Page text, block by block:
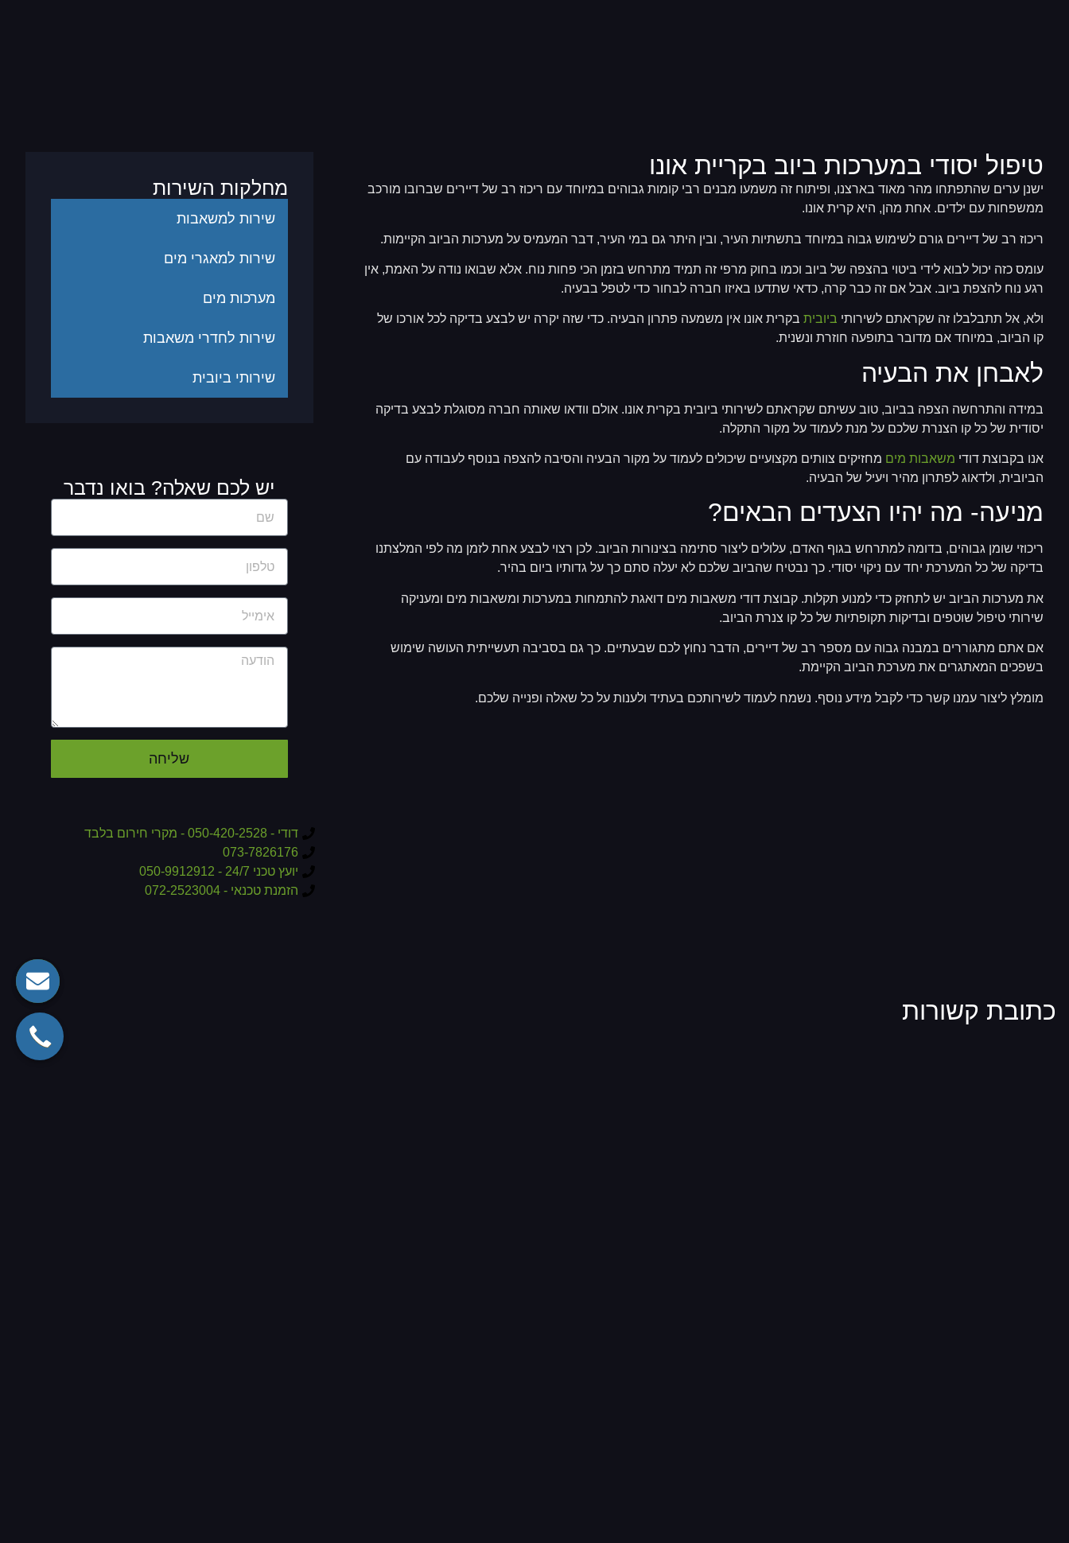
טיפול יסודי במערכות ביוב בקריית אונו
ישנן ערים שהתפתחו מהר מאוד בארצנו, ופיתוח זה משמעו מבנים רבי קומות גבוהים במיוחד עם ריכוז רב של דיירים שברובו מורכב
ממשפחות עם ילדים. אחת מהן, היא קרית אונו.
ריכוז רב של דיירים גורם לשימוש גבוה במיוחד בתשתיות העיר, ובין היתר גם במי העיר, דבר המעמיס על מערכות הביוב הקיימות.
עומס כזה יכול לבוא לידי ביטוי בהצפה של ביוב וכמו בחוק מרפי זה תמיד מתרחש בזמן הכי פחות נוח. אלא שבואו נודה על האמת, אין
רגע נוח להצפת ביוב. אבל אם זה כבר קרה, כדאי שתדעו באיזו חברה לבחור כדי לטפל בבעיה.
ולא, אל תתבלבלו זה שקראתם לשירותי ביובית בקרית אונו אין משמעה פתרון הבעיה. כדי שזה יקרה יש לבצע בדיקה לכל אורכו של
קו הביוב, במיוחד אם מדובר בתופעה חוזרת ונשנית.
לאבחן את הבעיה
במידה והתרחשה הצפה בביוב, טוב עשיתם שקראתם לשירותי ביובית בקרית אונו. אולם וודאו שאותה חברה מסוגלת לבצע בדיקה
יסודית של כל קו הצנרת שלכם על מנת לעמוד על מקור התקלה.
אנו בקבוצת דודי משאבות מים מחזיקים צוותים מקצועיים שיכולים לעמוד על מקור הבעיה והסיבה להצפה בנוסף לעבודה עם
הביובית, ולדאוג לפתרון מהיר ויעיל של הבעיה.
מניעה- מה יהיו הצעדים הבאים?
ריכוזי שומן גבוהים, בדומה למתרחש בגוף האדם, עלולים ליצור סתימה בצינורות הביוב. לכן רצוי לבצע אחת לזמן מה לפי המלצתנו
בדיקה של כל המערכת יחד עם ניקוי יסודי. כך נבטיח שהביוב שלכם לא יעלה סתם כך על גדותיו ביום בהיר.
את מערכות הביוב יש לתחזק כדי למנוע תקלות. קבוצת דודי משאבות מים דואגת להתמחות במערכות ומשאבות מים ומעניקה
שירותי טיפול שוטפים ובדיקות תקופתיות של כל קו צנרת הביוב.
אם אתם מתגוררים במבנה גבוה עם מספר רב של דיירים, הדבר נחוץ לכם שבעתיים. כך גם בסביבה תעשייתית העושה שימוש
בשפכים המאתגרים את מערכת הביוב הקיימת.
מומלץ ליצור עמנו קשר כדי לקבל מידע נוסף. נשמח לעמוד לשירותכם בעתיד ולענות על כל שאלה ופנייה שלכם.
מחלקות השירות
שירות למשאבות
שירות למאגרי מים
מערכות מים
שירות לחדרי משאבות
שירותי ביובית
יש לכם שאלה? בואו נדבר
שליחה
דודי - 050-420-2528 - מקרי חירום בלבד
073-7826176
יועץ טכני 24/7 - 050-9912912
הזמנת טכנאי - 072-2523004
כתובת קשורות